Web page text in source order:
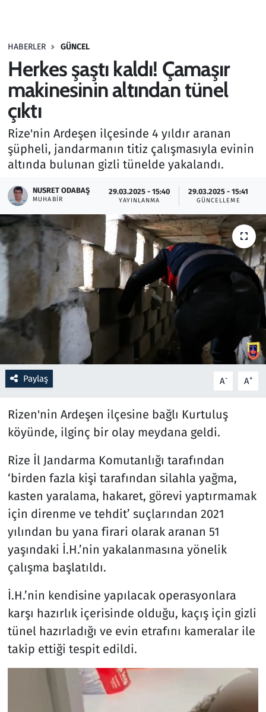
HABERLER GÜNCEL
Herkes şaştı kaldı! Çamaşır
makinesinin altından tünel
çıktı
Rize'nin Ardeşen ilçesinde 4 yıldır aranan
şüpheli, jandarmanın titiz çalışmasıyla evinin
altında bulunan gizli tünelde yakalandı.
NUSRET ODABAŞ
MUHABIR
29.03.2025 - 15:40
YAYINLANMA
29.03.2025 - 15:41
GÜNCELLEME
Paylaş A- A+
Rizen'nin Ardeşen ilçesine bağlı Kurtuluş
köyünde, ilginç bir olay meydana geldi.
Rize İl Jandarma Komutanlığı tarafından
‘birden fazla kişi tarafından silahla yağma,
kasten yaralama, hakaret, görevi yaptırmamak
için direnme ve tehdit’ suçlarından 2021
yılından bu yana firari olarak aranan 51
yaşındaki İ.H.’nin yakalanmasına yönelik
çalışma başlatıldı.
İ.H.’nin kendisine yapılacak operasyonlara
karşı hazırlık içerisinde olduğu, kaçış için gizli
tünel hazırladığı ve evin etrafını kameralar ile
takip ettiği tespit edildi.
Haber
Kültür Sanat
Kurumsal Haberler
Lezzet Durağı
Memur ve Kamu
Otomobil
Oyun
Ramazan
Resmi İlanlar
Rüya Tabirleri
Sağlık
Savunma Sanayi
Seçim 2023
Teknoloji ve Bilim
Televizyon